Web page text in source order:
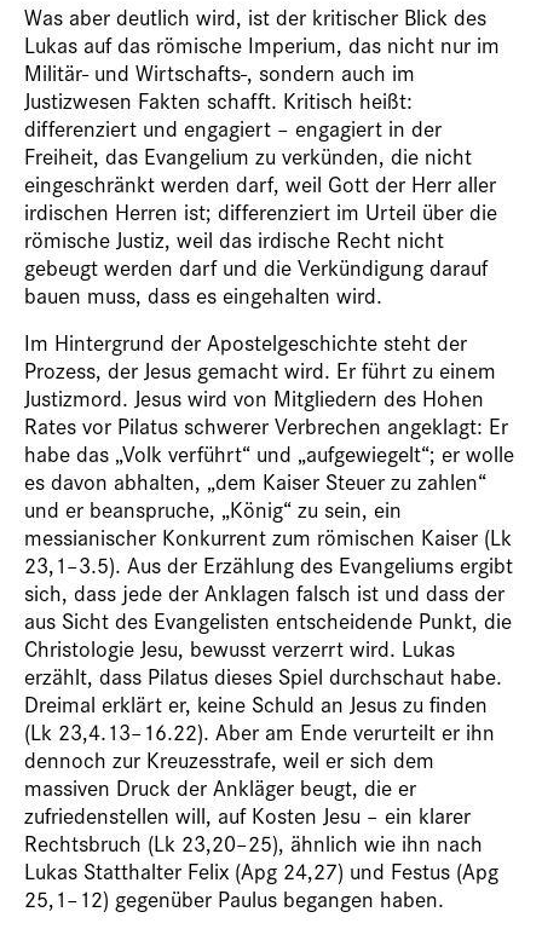
Was aber deutlich wird, ist der kritischer Blick des
Lukas auf das römische Imperium, das nicht nur im
Militär- und Wirtschafts-, sondern auch im
Justizwesen Fakten schafft. Kritisch heißt:
differenziert und engagiert – engagiert in der
Freiheit, das Evangelium zu verkünden, die nicht
eingeschränkt werden darf, weil Gott der Herr aller
irdischen Herren ist; differenziert im Urteil über die
römische Justiz, weil das irdische Recht nicht
gebeugt werden darf und die Verkündigung darauf
bauen muss, dass es eingehalten wird.
Im Hintergrund der Apostelgeschichte steht der
Prozess, der Jesus gemacht wird. Er führt zu einem
Justizmord. Jesus wird von Mitgliedern des Hohen
Rates vor Pilatus schwerer Verbrechen angeklagt: Er
habe das „Volk verführt“ und „aufgewiegelt“; er wolle
es davon abhalten, „dem Kaiser Steuer zu zahlen“
und er beanspruche, „König“ zu sein, ein
messianischer Konkurrent zum römischen Kaiser (Lk
23,1–3.5). Aus der Erzählung des Evangeliums ergibt
sich, dass jede der Anklagen falsch ist und dass der
aus Sicht des Evangelisten entscheidende Punkt, die
Christologie Jesu, bewusst verzerrt wird. Lukas
erzählt, dass Pilatus dieses Spiel durchschaut habe.
Dreimal erklärt er, keine Schuld an Jesus zu finden
(Lk 23,4.13–16.22). Aber am Ende verurteilt er ihn
dennoch zur Kreuzesstrafe, weil er sich dem
massiven Druck der Ankläger beugt, die er
zufriedenstellen will, auf Kosten Jesu – ein klarer
Rechtsbruch (Lk 23,20–25), ähnlich wie ihn nach
Lukas Statthalter Felix (Apg 24,27) und Festus (Apg
25,1–12) gegenüber Paulus begangen haben.